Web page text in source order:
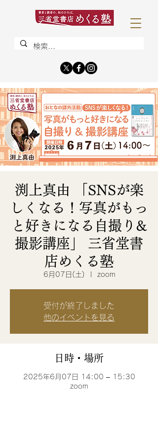
渕上真由 「SNSが楽
しくなる！写真がもっ
と好きになる自撮り&
撮影講座」 三省堂書
店めくる塾
6月07日(土) zoom
受付が終了しました
他のイベントを見る
日時・場所
2025年6月07日 14:00 – 15:30
zoom